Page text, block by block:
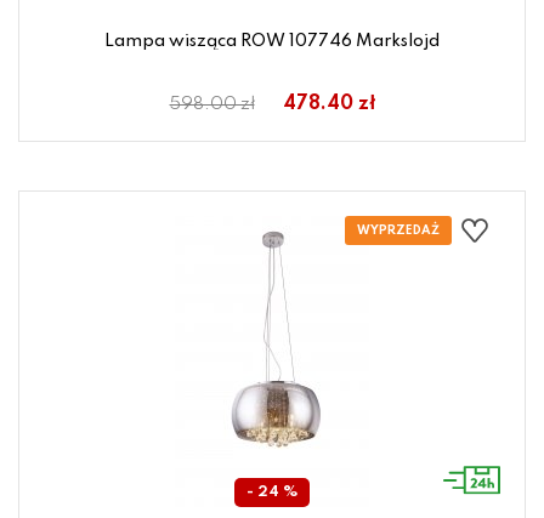
Lampa wisząca ROW 107746 Markslojd
598.00 zł 478.40 zł
- 24 %